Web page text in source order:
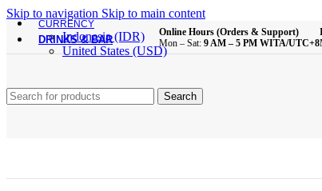
Skip to navigation Skip to main content
CURRENCY
Indonesia (IDR)
United States (USD)
Online Hours (Orders & Support)
Mon – Sat: 9 AM – 5 PM WITA/UTC+8
Search
Brush
Bathroom Essentials
DRINKS & BAR
Plastic Cups